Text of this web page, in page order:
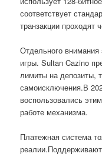
соответствует
транзакции
Отдельного внимания
игры. Sultan Cazino
лимиты на депозиты,
самоисключения.В
воспользовались
работе механизма.
Платежная система